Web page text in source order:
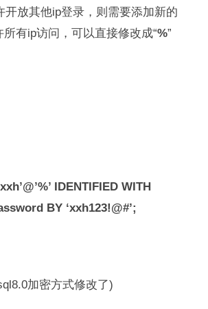
开放其他ip登录，则需要添加新的
有ip访问，可以直接修改成“%”
IDENTIFIED WITH
BY ‘xxh123!@#’;
加密方式修改了)